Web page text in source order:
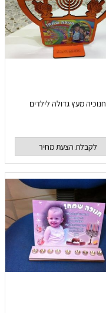
חנוכיה מעץ גדולה לילדים
לקבלת הצעת מחיר